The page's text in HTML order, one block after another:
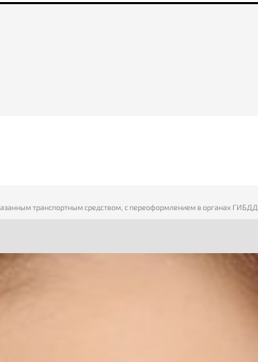
транспортным средством, с переоформлением в органах ГИБДД.